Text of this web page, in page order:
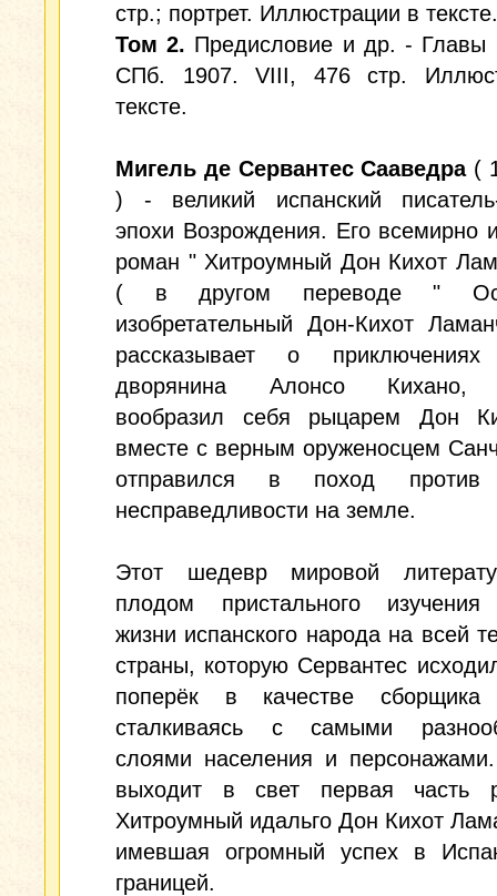
стр.; портрет. Иллюстрации в тексте.
Том 2. Предисловие и др. - Главы
СПб. 1907. VIII, 476 стр.
тексте.
Мигель де Сервантес Сааведра(
) - великий испанский писатель-
эпохи Возрождения. Его всемирно
роман " Хитроумный Дон Кихот
( в другом переводе "
изобретательный Дон-Кихот
рассказывает о приключениях
дворянина Алонсо Кихано,
вообразил себя рыцарем Дон
вместе с верным оруженосцем
отправился в поход
несправедливости на земле.
Этот шедевр мировой
плодом пристального
жизни испанского народа на всей
страны, которую Сервантес
поперёк в качестве сборщика
сталкиваясь с самыми
слоями населения и
выходит в свет первая часть
Хитроумный идальго Дон Кихот
имевшая огромный успех в
границей.